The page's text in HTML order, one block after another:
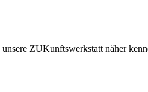
unsere ZUKunftswerkstatt näher